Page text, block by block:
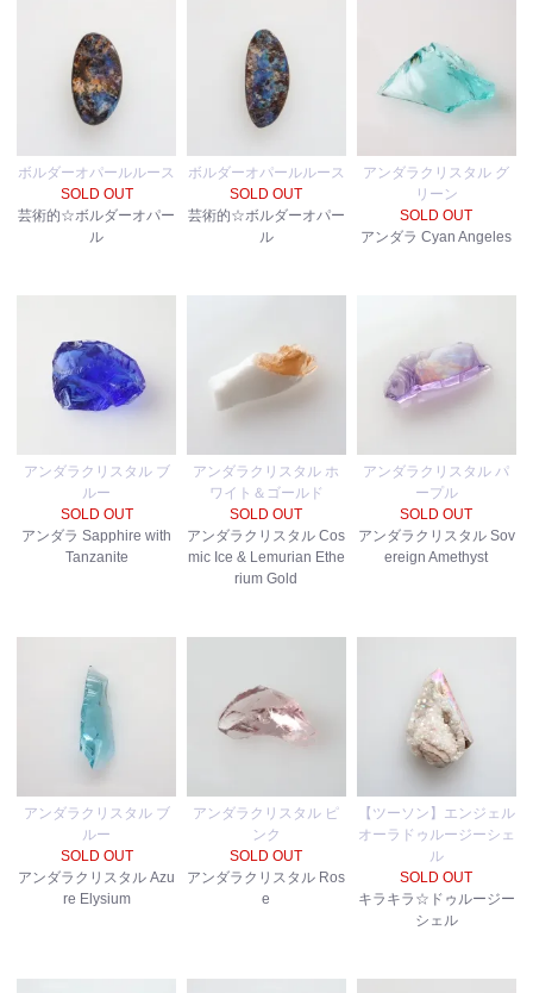
ボルダーオパールルース
SOLD OUT
芸術的☆ボルダーオパー
ル
ボルダーオパールルース
SOLD OUT
芸術的☆ボルダーオパー
ル
アンダラクリスタル グ
リーン
SOLD OUT
アンダラ Cyan Angeles
アンダラクリスタル ブ
ルー
SOLD OUT
アンダラ Sapphire with
Tanzanite
アンダラクリスタル ホ
ワイト＆ゴールド
SOLD OUT
アンダラクリスタル Cos
mic Ice & Lemurian Ethe
rium Gold
アンダラクリスタル パ
ープル
SOLD OUT
アンダラクリスタル Sov
ereign Amethyst
アンダラクリスタル ブ
ルー
SOLD OUT
アンダラクリスタル Azu
re Elysium
アンダラクリスタル ピ
ンク
SOLD OUT
アンダラクリスタル Ros
e
【ツーソン】エンジェル
オーラドゥルージーシェ
ル
SOLD OUT
キラキラ☆ドゥルージー
シェル